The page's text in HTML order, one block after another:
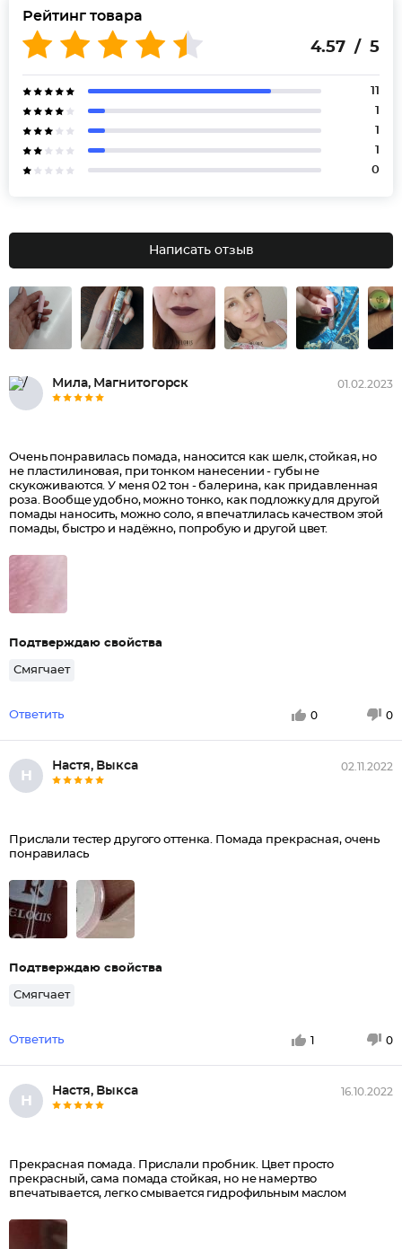
Рейтинг товара
4.57 / 5
11
1
1
1
0
Написать отзыв
Мила, Магнитогорск 01.02.2023
Очень понравилась помада, наносится как шелк, стойкая, но
не пластилиновая, при тонком нанесении - губы не
скукоживаются. У меня 02 тон - балерина, как придавленная
роза. Вообще удобно, можно тонко, как подложку для другой
помады наносить, можно соло, я впечатлилась качеством этой
помады, быстро и надёжно, попробую и другой цвет.
Подтверждаю свойства
Смягчает
Ответить 0 0
Н
Настя, Выкса 02.11.2022
Прислали тестер другого оттенка. Помада прекрасная, очень
понравилась
Подтверждаю свойства
Смягчает
Ответить 1 0
Н
Настя, Выкса 16.10.2022
Прекрасная помада. Прислали пробник. Цвет просто
прекрасный, сама помада стойкая, но не намертво
впечатывается, легко смывается гидрофильным маслом